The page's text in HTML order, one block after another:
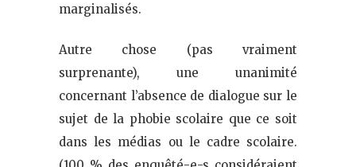
marginalisés.
Autre chose (pas vraiment
surprenante), une unanimité
concernant l’absence de dialogue sur le
sujet de la phobie scolaire que ce soit
dans les médias ou le cadre scolaire.